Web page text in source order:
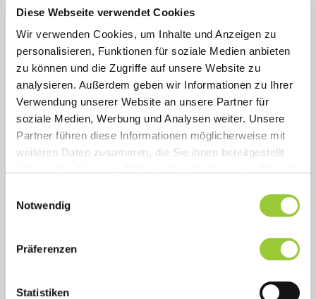
Diese Webseite verwendet Cookies
Wir verwenden Cookies, um Inhalte und Anzeigen zu
personalisieren, Funktionen für soziale Medien anbieten
zu können und die Zugriffe auf unsere Website zu
analysieren. Außerdem geben wir Informationen zu Ihrer
Verwendung unserer Website an unsere Partner für
soziale Medien, Werbung und Analysen weiter. Unsere
Partner führen diese Informationen möglicherweise mit
weiteren Daten zusammen, die Sie ihnen bereitgestellt
Cookies, wenn Sie unsere Webseite weiterhin nutzen.
Notwendig
Präferenzen
Statistiken